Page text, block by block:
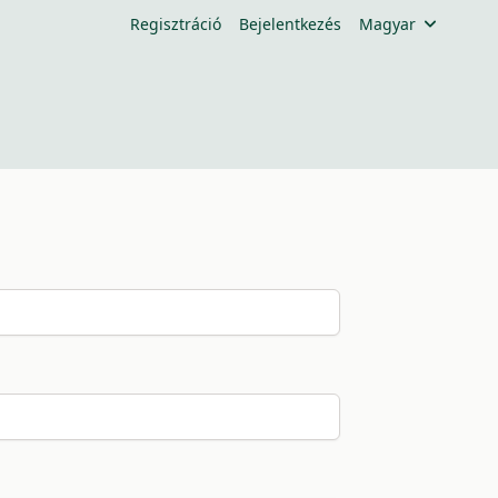
Regisztráció Bejelentkezés Magyar